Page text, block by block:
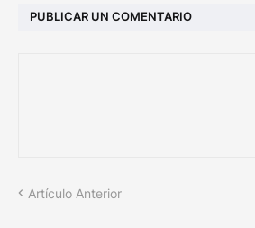
PUBLICAR UN COMENTARIO
Artículo Anterior